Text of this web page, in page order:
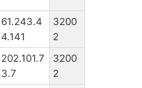
61.243.4
4.141
3200
2
202.101.7
3.7
3200
2